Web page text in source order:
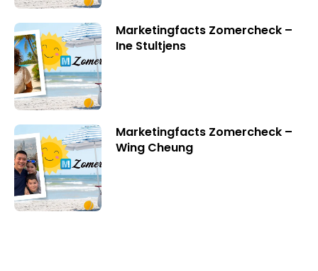
Marketingfacts Zomercheck –
Ine Stultjens
Marketingfacts Zomercheck –
Wing Cheung